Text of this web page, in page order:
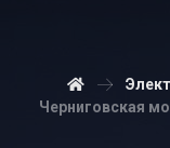
Черниговская